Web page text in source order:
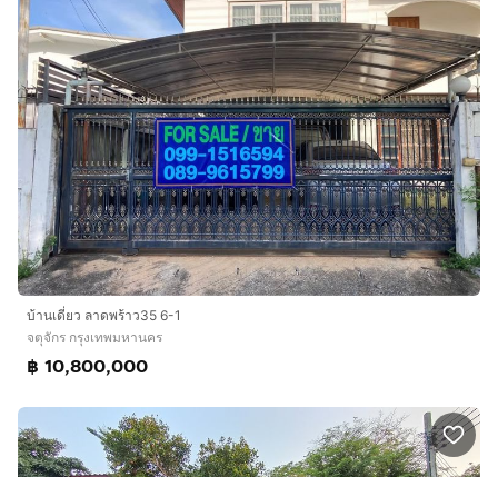
บ้านเดี่ยว ลาดพร้าว35 6-1
จตุจักร กรุงเทพมหานคร
฿ 10,800,000